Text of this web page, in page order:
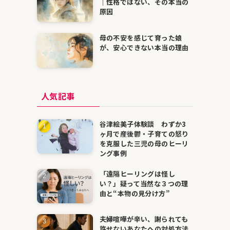
｜性格ではない、その本当の
原因
母の不安を感じて育った娘
が、安心できない本当の理由
人気記事
谷津絵美子体験談 わずか3
ヶ月で産後鬱・子育ての怒り
を克服した三児の母のヒーリ
ング事例
「遠隔ヒーリングは怪し
い？」疑って当然な３つの理
由と“本物の見分け方”
夫婦喧嘩が辛い、謝られても